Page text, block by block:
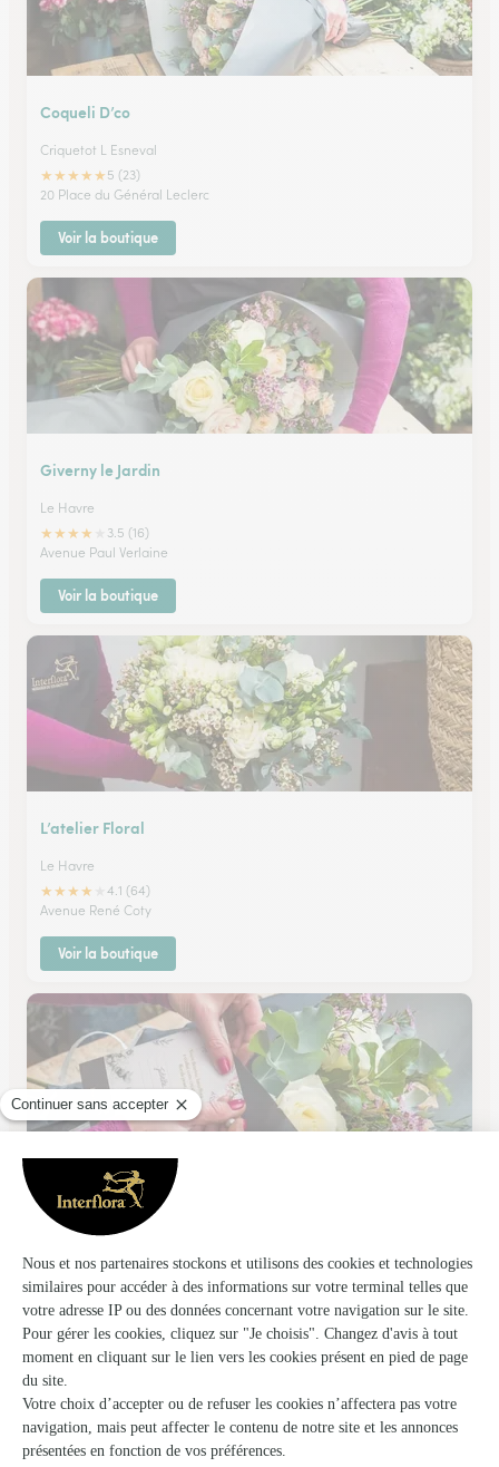
Coqueli D’co
Criquetot L Esneval
★★★★★ 5 (23)
20 Place du Général Leclerc
Voir la boutique
Giverny le Jardin
Le Havre
★★★★
3.5 (16)
Avenue Paul Verlaine
Voir la boutique
L’atelier Floral
Le Havre
★★★★
4.1 (64)
Avenue René Coty
Voir la boutique
Belaflora
Le Havre
106, rue du Président Wilson
Voir la boutique